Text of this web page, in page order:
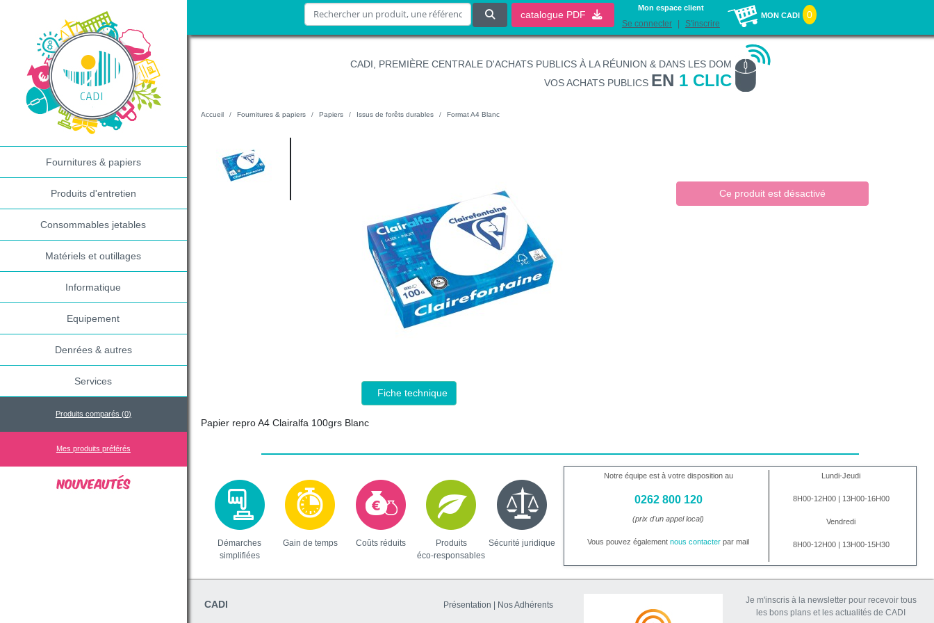
Fournitures & papiers
Produits d'entretien
Consommables jetables
Matériels et outillages
Informatique
Equipement
Denrées & autres
Services
Produits comparés (0)
Mes produits préférés
catalogue PDF
Mon espace client
Se connecter S'inscrire
MON CADI 0
CADI, PREMIÈRE CENTRALE D'ACHATS PUBLICS À LA RÉUNION & DANS LES DOM
VOS ACHATS PUBLICS EN 1 CLIC
Accueil Fournitures & papiers Papiers Issus de forêts durables Format A4 Blanc
Fiche technique
Papier repro A4 Clairalfa 100grs Blanc
Ce produit est désactivé
Démarches
simplifiées
Gain de temps Coûts réduits
Produits
éco-responsables
Sécurité juridique
Notre équipe est à votre disposition au
0262 800 120
(prix d'un appel local)
Vous pouvez égalementnous contacter par mail
Lundi-Jeudi
8H00-12H00 | 13H00-16H00
Vendredi
8H00-12H00 | 13H00-15H30
CADI Présentation Nos Adhérents
Je m'inscris à la newsletter pour recevoir tous
les bons plans et les actualités de CADI